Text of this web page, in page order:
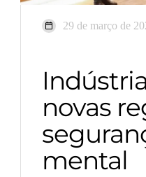
29 de março de
novas
mental